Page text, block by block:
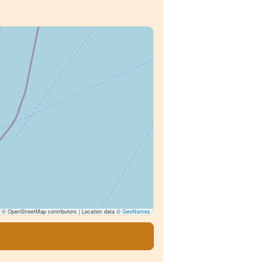
© OpenStreetMap contributors | Location data ©GeoNames